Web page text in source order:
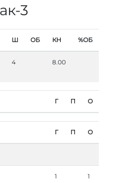
3
Ш ОБ КН %ОБ
4 8.00
Г П О
Г П О
1 1